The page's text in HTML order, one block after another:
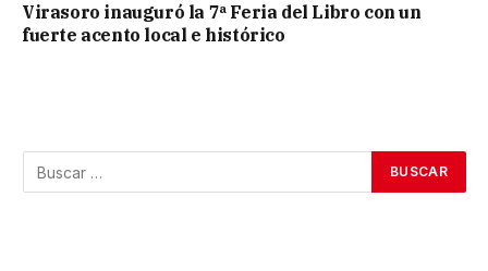
Virasoro inauguró la 7ª Feria del Libro con un
fuerte acento local e histórico